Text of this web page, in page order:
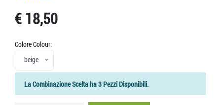
€ 18,50
Colore Colour:
beige
La Combinazione Scelta ha 3 Pezzi Disponibili.